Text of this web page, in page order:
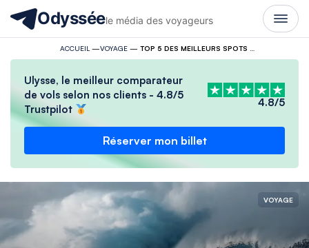
Odysséele média des voyageurs
ACCUEIL —VOYAGE—
Ulysse, le meilleur comparateur
de vols selon nos clients - 4.8/5
Trustpilot
4.8/5
Réserver mon billet
VOYAGE